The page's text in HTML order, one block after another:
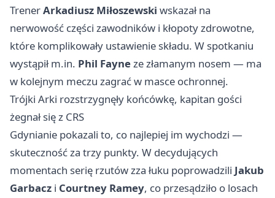
TrenerArkadiusz Miłoszewski wskazał na
nerwowość części zawodników i kłopoty zdrowotne,
które komplikowały ustawienie składu. W spotkaniu
wystąpił m.in. Phil Fayneze złamanym nosem — ma
w kolejnym meczu zagrać w masce ochronnej.
Trójki Arki rozstrzygnęły końcówkę, kapitan gości
żegnał się z CRS
Gdynianie pokazali to, co najlepiej im wychodzi —
skuteczność za trzy punkty. W decydujących
momentach serię rzutów zza łuku poprowadzili Jakub
Garbacz i Courtney Ramey, co przesądziło o losach